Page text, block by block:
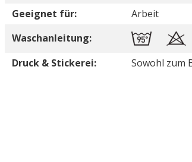
Geeignet für:
Arbeit
Waschanleitung:
Druck & Stickerei:
Sowohl zum